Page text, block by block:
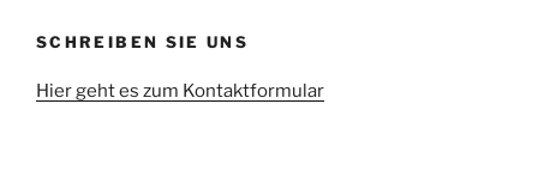
SCHREIBEN SIE UNS
Hier geht es zum Kontaktformular